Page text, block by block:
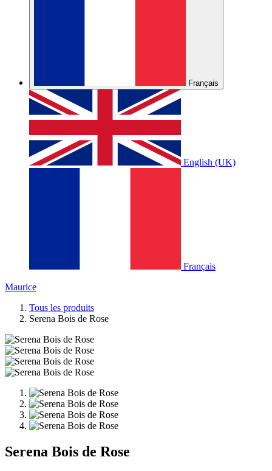
Français
English (UK)
Français
Maurice
Tous les produits
Serena Bois de Rose
Serena Bois de Rose